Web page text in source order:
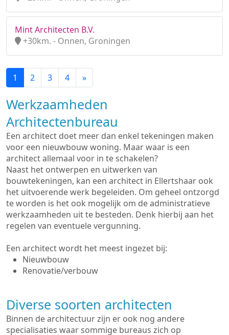
Mint Architecten B.V.
+30km. - Onnen, Groningen
1 2 3 4 »
Werkzaamheden
Architectenbureau
Een architect doet meer dan enkel tekeningen maken
voor een nieuwbouw woning. Maar waar is een
architect allemaal voor in te schakelen?
Naast het ontwerpen en uitwerken van
bouwtekeningen, kan een architect in Ellertshaar ook
het uitvoerende werk begeleiden. Om geheel ontzorgd
te worden is het ook mogelijk om de administratieve
werkzaamheden uit te besteden. Denk hierbij aan het
regelen van eventuele vergunning.
Een architect wordt het meest ingezet bij:
Nieuwbouw
Renovatie/verbouw
Diverse soorten architecten
Binnen de architectuur zijn er ook nog andere
specialisaties waar sommige bureaus zich op